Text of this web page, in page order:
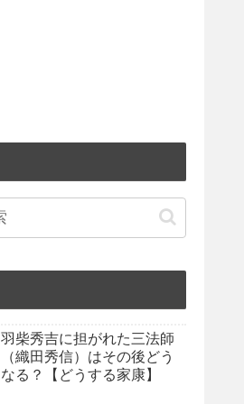
羽柴秀吉に担がれた三法師
（織田秀信）はその後どう
なる？【どうする家康】